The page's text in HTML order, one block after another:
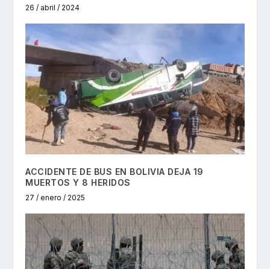
26 / abril / 2024
ACCIDENTE DE BUS EN BOLIVIA DEJA 19
MUERTOS Y 8 HERIDOS
27 / enero / 2025